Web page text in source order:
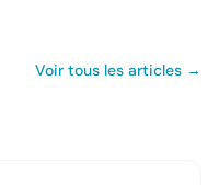
Voir tous les articles →